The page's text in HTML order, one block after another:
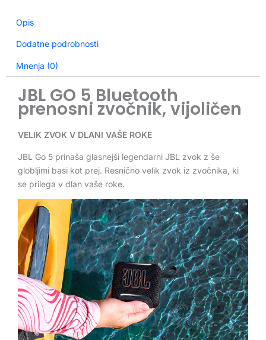
Opis
Dodatne podrobnosti
Mnenja (0)
JBL GO 5 Bluetooth
prenosni zvočnik, vijoličen
VELIK ZVOK V DLANI VAŠE ROKE
JBL Go 5 prinaša glasnejši legendarni JBL zvok z še
globljimi basi kot prej. Resnično velik zvok iz zvočnika, ki
se prilega v dlan vaše roke.